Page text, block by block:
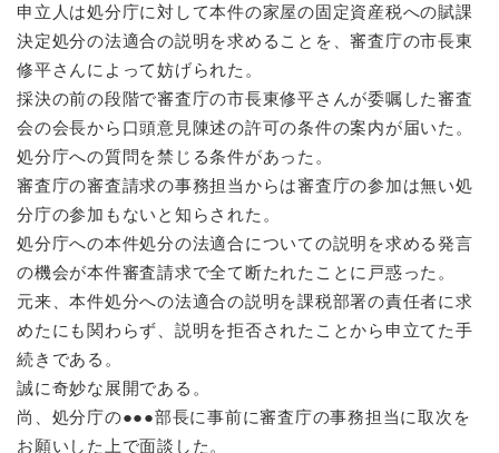
申立人は処分庁に対して本件の家屋の固定資産税への賦課
決定処分の法適合の説明を求めることを、審査庁の市長東
修平さんによって妨げられた。
採決の前の段階で審査庁の市長東修平さんが委嘱した審査
会の会長から口頭意見陳述の許可の条件の案内が届いた。
処分庁への質問を禁じる条件があった。
審査庁の審査請求の事務担当からは審査庁の参加は無い処
分庁の参加もないと知らされた。
処分庁への本件処分の法適合についての説明を求める発言
の機会が本件審査請求で全て断たれたことに戸惑った。
元来、本件処分への法適合の説明を課税部署の責任者に求
めたにも関わらず、説明を拒否されたことから申立てた手
続きである。
誠に奇妙な展開である。
尚、処分庁の●●●部長に事前に審査庁の事務担当に取次を
お願いした上で面談した。